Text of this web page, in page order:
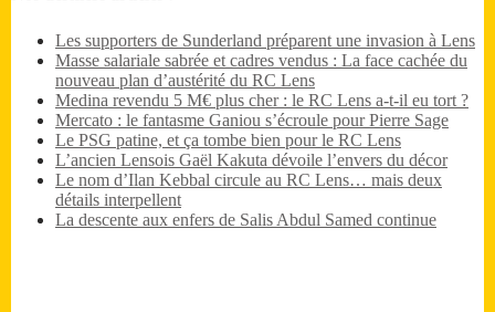
Les supporters de Sunderland préparent une invasion à Lens
Masse salariale sabrée et cadres vendus : La face cachée du
nouveau plan d’austérité du RC Lens
Medina revendu 5 M€ plus cher : le RC Lens a-t-il eu tort ?
Mercato : le fantasme Ganiou s’écroule pour Pierre Sage
Le PSG patine, et ça tombe bien pour le RC Lens
L’ancien Lensois Gaël Kakuta dévoile l’envers du décor
Le nom d’Ilan Kebbal circule au RC Lens… mais deux
détails interpellent
La descente aux enfers de Salis Abdul Samed continue